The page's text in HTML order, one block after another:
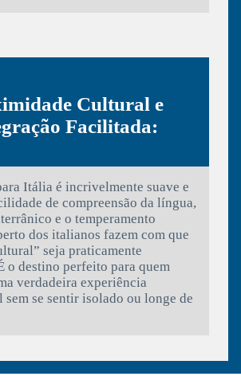
Cultural e
Facilitada:
Itália é incrivelmente suave e
de compreensão da língua,
e o temperamento
dos italianos fazem com que
seja praticamente
o destino perfeito para quem
verdadeira experiência
se sentir isolado ou longe de